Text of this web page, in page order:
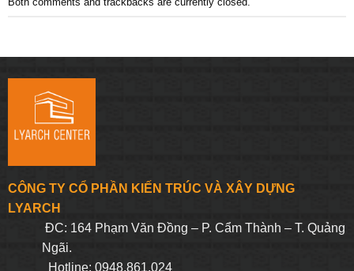
CÔNG TY CỔ PHẦN KIẾN TRÚC VÀ XÂY DỰNG
LYARCH
ĐC: 164 Phạm Văn Đồng – P. Cẩm Thành – T. Quảng
Ngãi.
Hotline: 0948.861.024